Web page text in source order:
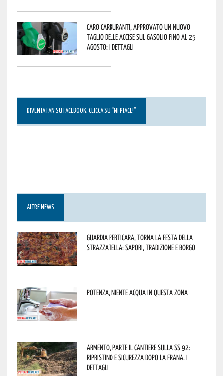
Caro carburanti, approvato un nuovo
taglio delle accise sul gasolio fino al 25
agosto: i dettagli
DIVENTA FAN SU FACEBOOK, CLICCA SU “MI PIACE!”
ALTRE NEWS
Guardia Perticara, torna la Festa della
Strazzatella: sapori, tradizione e borgo
Potenza, niente acqua in questa zona
Armento, parte il cantiere sulla SS 92:
ripristino e sicurezza dopo la frana. I
dettagli